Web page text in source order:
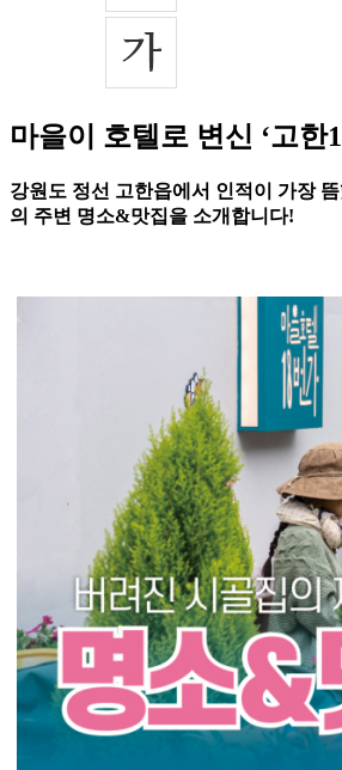
마을이 호텔로 변신 ‘고한
강원도 정선 고한읍에서 인적이 가장
의 주변 명소&맛집을 소개합니다!